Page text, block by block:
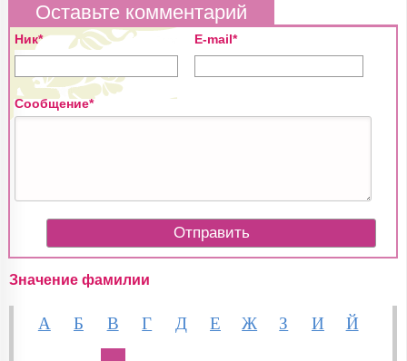
Оставьте комментарий
Ник* E-mail*
Сообщение*
Значение фамилии
А Б В Г Д Е Ж З И
Й